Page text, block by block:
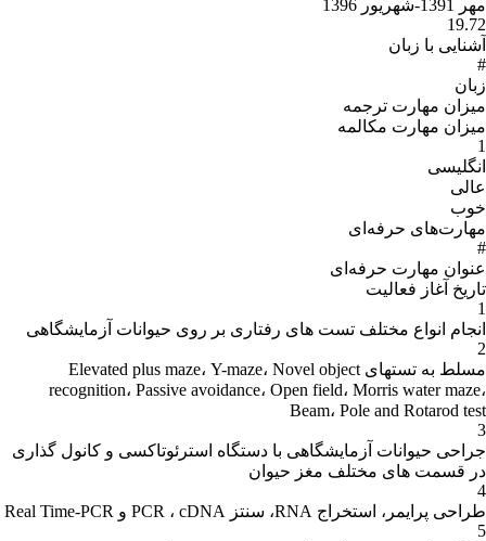
مهر 1391-شهریور 1396
19.72
آشنایی با زبان
#
زبان
میزان مهارت ترجمه
میزان مهارت مکالمه
1
انگلیسی
عالی
خوب
مهارت‌های حرفه‌ای
#
عنوان مهارت‌ حرفه‌اى
تاریخ آغاز فعالیت
1
انجام انواع مختلف تست های رفتاری بر روی حیوانات آزمایشگاهی
2
مسلط به تستهای Elevated plus maze، Y-maze، Novel object
recognition، Passive avoidance، Open field، Morris water maze،
Beam، Pole and Rotarod test
3
جراحی حیوانات آزمایشگاهی با دستگاه استرئوتاکسی و کانول گذاری
در قسمت های مختلف مغز حیوان
4
طراحی پرایمر، استخراج RNA، سنتز PCR ، cDNA و Real Time-PCR
5